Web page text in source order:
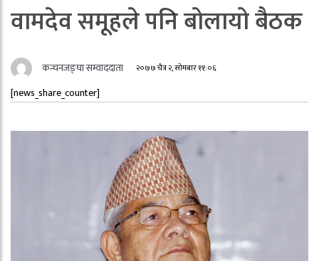
वामदेव समूहले पनि बोलायो बैठक
कन्चनजङ्घा सम्वाददाता २०७७ चैत्र २, सोमबार ११:०६
[news_share_counter]